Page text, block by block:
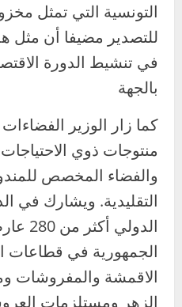
التونسية التي تمثل
للتصدير مضيفا أن مثل
في تنشيط الدورة
بالجهة
كما زار الوزير
منتوجات ذوي
والفضاء المخصص
الجمهورية في قطاعات
الاقمشة والمفروشات
الزهر ومستلزمات